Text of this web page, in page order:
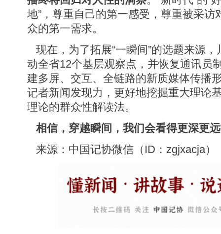
地”，尊重自己的第一感受，尊重被采
众的第一需求。
现在，为了拓展“一瞬间”的选题来源
动全省12个基层观察点，并恢复通讯员
建多屏、交互、全链路的新质媒体传播
记者新闻发现力，更好地挖掘重大理论
理论的群众性解读法。
相信，穿越瞬间，我们会看得更深更
来源：中国记协微信（ID：zgjxacja）